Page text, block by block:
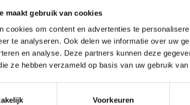
maakt gebruik van cookies
cookies om content en advertenties te
te analyseren. Ook delen we informatie over uw
en analyse. Deze partners kunnen deze
ze hebben verzameld op basis van uw gebruik
Voorkeuren